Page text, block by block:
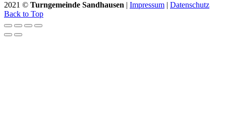
2021 © Turngemeinde Sandhausen | Impressum | Datenschutz
Back to Top